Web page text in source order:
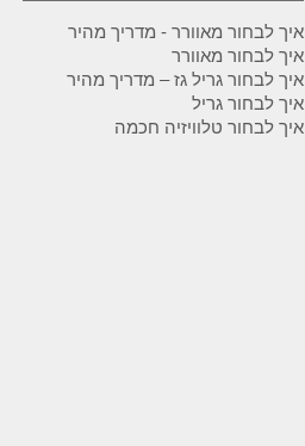
איך לבחור מאוורר - מדריך מהיר
איך לבחור מאוורר
איך לבחור גריל גז – מדריך מהיר
איך לבחור גריל
איך לבחור טלוויזיה חכמה